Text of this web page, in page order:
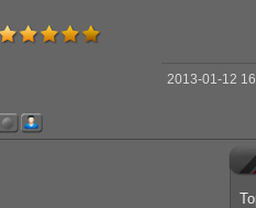
2013-01-12